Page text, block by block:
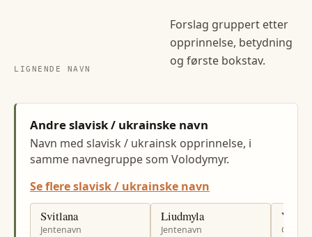
LIGNENDE NAVN
Forslag gruppert etter
opprinnelse, betydning
og første bokstav.
Andre slavisk / ukrainske navn
Navn med slavisk / ukrainsk opprinnelse, i
samme navnegruppe som Volodymyr.
Se flere slavisk / ukrainske navn
Svitlana
Jentenavn
Liudmyla
Jentenavn